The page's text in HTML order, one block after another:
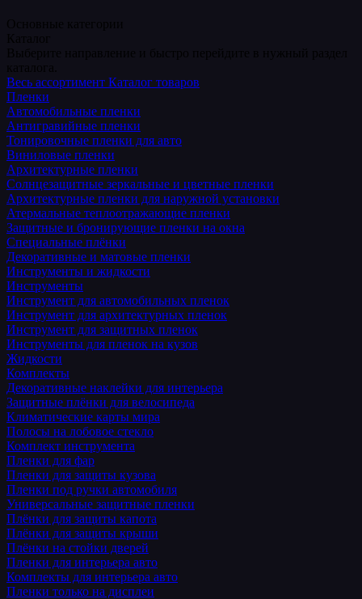
Весь ассортимент Каталог товаров
Пленки
Автомобильные пленки
Антигравийные пленки
Тонировочные пленки для авто
Виниловые пленки
Архитектурные пленки
Солнцезащитные зеркальные и цветные пленки
Архитектурные пленки для наружной установки
Атермальные теплоотражающие пленки
Защитные и бронирующие пленки на окна
Специальные плёнки
Декоративные и матовые пленки
Инструменты и жидкости
Инструменты
Инструмент для автомобильных пленок
Инструмент для архитектурных пленок
Инструмент для защитных пленок
Инструменты для пленок на кузов
Жидкости
Комплекты
Декоративные наклейки для интерьера
Защитные плёнки для велосипеда
Климатические карты мира
Полосы на лобовое стекло
Комплект инструмента
Пленки для фар
Пленки для защиты кузова
Пленки под ручки автомобиля
Универсальные защитные пленки
Плёнки для защиты капота
Плёнки для защиты крыши
Плёнки на стойки дверей
Пленки для интерьера авто
Комплекты для интерьера авто
Пленки только на дисплеи